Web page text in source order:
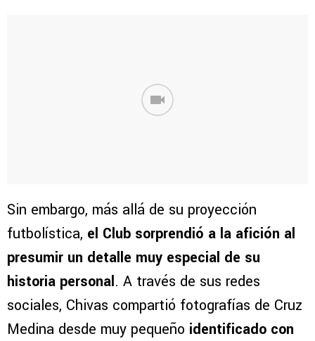
Sin embargo, más allá de su proyección
futbolística, el Club sorprendió a la afición al
presumir un detalle muy especial de su
historia personal. A través de sus redes
sociales, Chivas compartió fotografías de Cruz
Medina desde muy pequeño identificado con